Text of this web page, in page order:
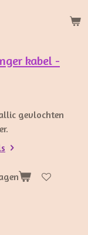
kabel -
gevlochten